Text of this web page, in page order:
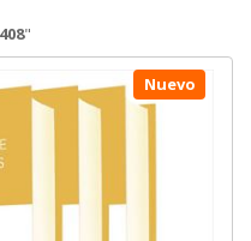
"
Nuevo